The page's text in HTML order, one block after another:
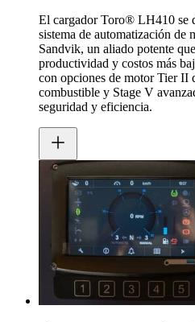
El cargador Toro® LH410 se
sistema de automatización
Sandvik, un aliado potente
productividad y costos más
con opciones de motor Tier II
combustible y Stage V
seguridad y eficiencia.